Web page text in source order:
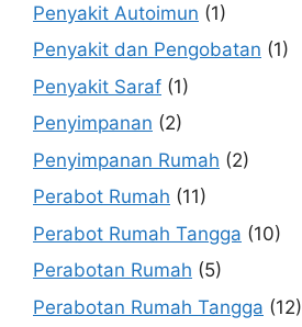
Penyakit Autoimun (1)
Penyakit dan Pengobatan (1)
Penyakit Saraf (1)
Penyimpanan (2)
Penyimpanan Rumah (2)
Perabot Rumah (11)
Perabot Rumah Tangga (10)
Perabotan Rumah (5)
Perabotan Rumah Tangga (12)